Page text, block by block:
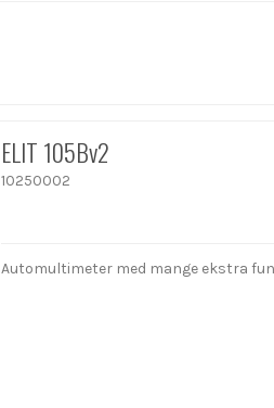
ELIT 105Bv2
10250002
Automultimeter med mange ekstra